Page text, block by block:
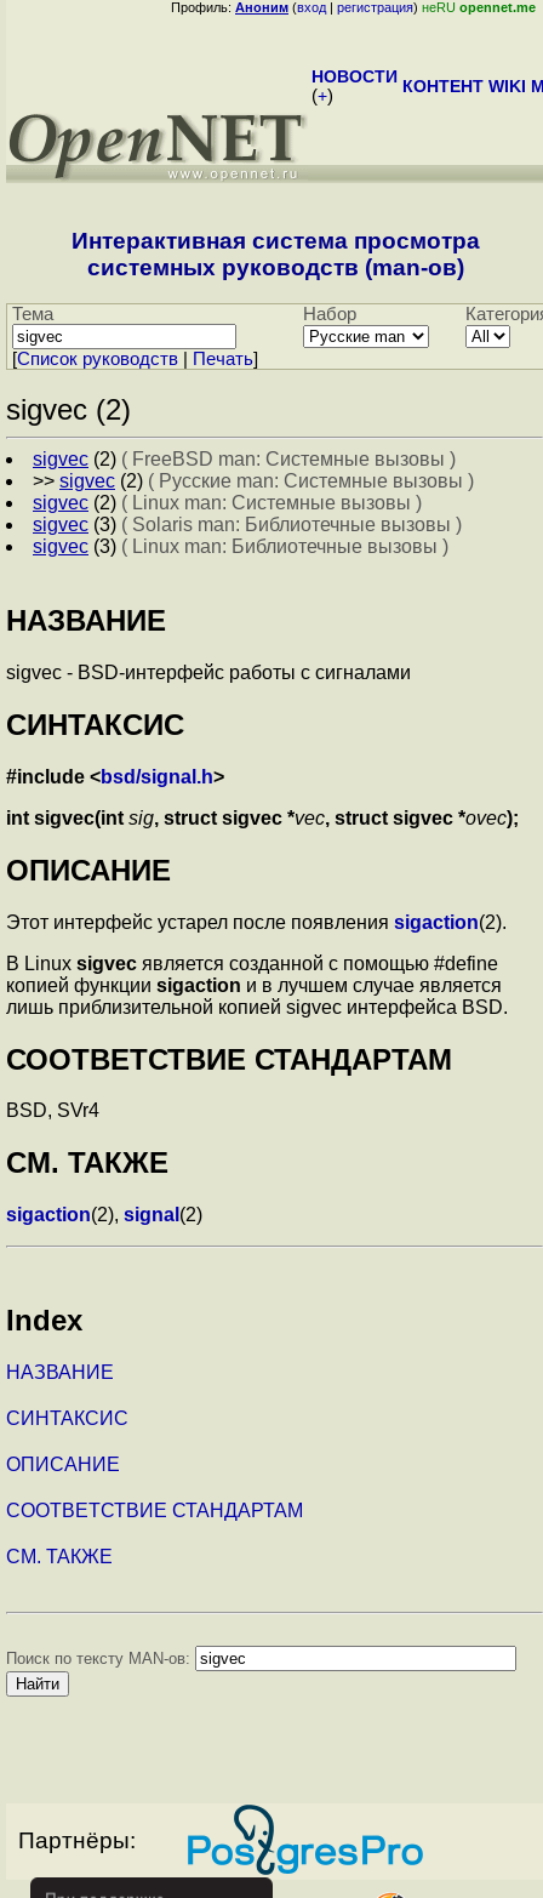
Профиль: Аноним (вход | регистрация) неRU opennet.me
НОВОСТИ
(+) КОНТЕНТ WIKI
Интерактивная система просмотра
системных руководств (man-ов)
Тема Набор
[Cписок руководств Печать]
sigvec (2)
sigvec (2) ( FreeBSD man: Системные вызовы )
>> sigvec (2) ( Русские man: Системные вызовы )
sigvec (2) ( Linux man: Системные вызовы )
sigvec (3) ( Solaris man: Библиотечные вызовы )
sigvec (3) ( Linux man: Библиотечные вызовы )
НАЗВАНИЕ
sigvec - BSD-интерфейс работы с сигналами
СИНТАКСИС
#include <bsd/signal.h>
int sigvec(int sig, struct sigvec *vec, struct sigvec *ovec);
ОПИСАНИЕ
Этот интерфейс устарел после появления sigaction(2).
В Linux sigvec является созданной с помощью #define
копией функции sigaction и в лучшем случае является
лишь приблизительной копией sigvec интерфейса BSD.
СООТВЕТСТВИЕ СТАНДАРТАМ
BSD, SVr4
СМ. ТАКЖЕ
sigaction(2), signal (2)
Index
НАЗВАНИЕ
СИНТАКСИС
ОПИСАНИЕ
СООТВЕТСТВИЕ СТАНДАРТАМ
СМ. ТАКЖЕ
Поиск по тексту MAN-ов:
Партнёры: